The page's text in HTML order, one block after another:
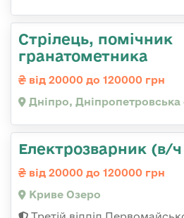
Стрілець, помічник
гранатометника
від 20000 до 120000 грн
Дніпро, Дніпропетровська
Електрозварник (в/
від 20000 до 120000 грн
Криве Озеро